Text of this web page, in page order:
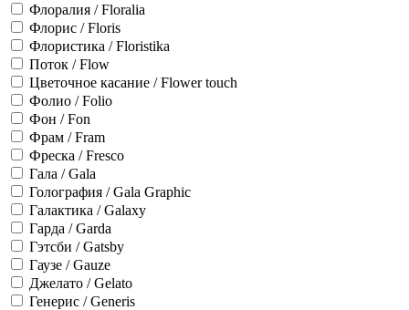
Флоралия / Floralia
Флорис / Floris
Флористика / Floristika
Поток / Flow
Цветочное касание / Flower touch
Фолио / Folio
Фон / Fon
Фрам / Fram
Фреска / Fresco
Гала / Gala
Голография / Gala Graphic
Галактика / Galaxy
Гарда / Garda
Гэтсби / Gatsby
Гаузе / Gauze
Джелато / Gelato
Генерис / Generis